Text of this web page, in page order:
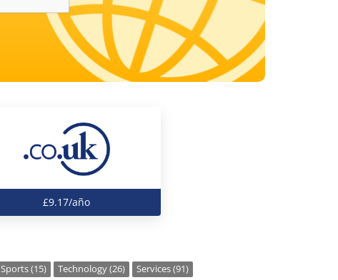
£9.17/año
Sports (15) Technology (26)
Services (91)